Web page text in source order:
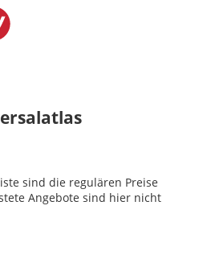
sind die regulären Preise
Angebote sind hier nicht